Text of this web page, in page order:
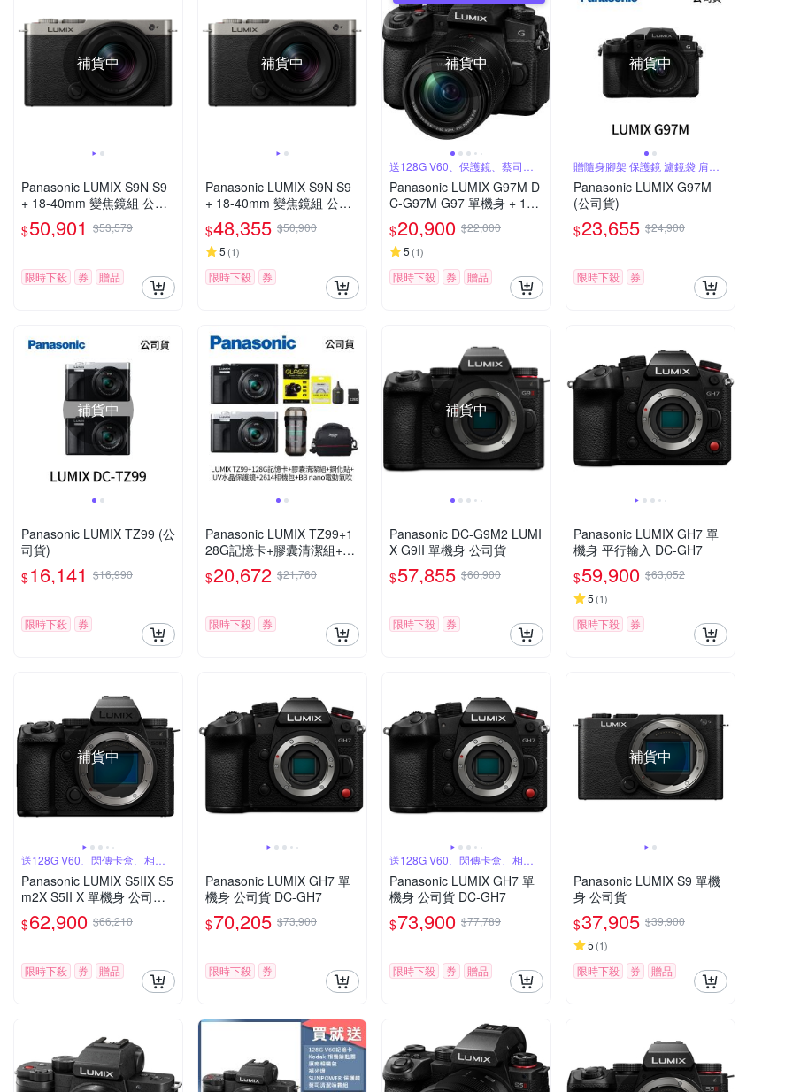
補貨中
Panasonic LUMIX S9N S9
+ 18-40mm 變焦鏡組 公司
貨
$50,901 $53,579
限時下殺 券 贈品
補貨中
Panasonic LUMIX S9N S9
+ 18-40mm 變焦鏡組 公司
$48,355 $50,900
5 (1)
限時下殺 券
補貨中
送128G V60、保護鏡、蔡司噴
霧組
Panasonic LUMIX G97M D
C-G97M G97 單機身 + 12-
60mm 變焦鏡組 公司貨
$20,900 $22,000
5 (1)
限時下殺 券 贈品
補貨中
贈隨身腳架 保護鏡 濾鏡袋 肩帶
氣吹
Panasonic LUMIX G97M
(公司貨)
$23,655 $24,900
限時下殺 券
補貨中
Panasonic LUMIX TZ99 (公
司貨)
$16,141 $16,990
限時下殺 券
Panasonic LUMIX TZ99+1
28G記憶卡+膠囊清潔組+鋼
化貼+水晶保護鏡+2614相機
包+NITECORE BB nano 迷
$20,672 $21,760
限時下殺 券
補貨中
Panasonic DC-G9M2 LUMI
X G9II 單機身 公司貨
$57,855 $60,900
限時下殺 券
Panasonic LUMIX GH7 單
機身 平行輸入 DC-GH7
$59,900 $63,052
5 (1)
限時下殺 券
補貨中
送128G V60、閃傳卡盒、相機
鑰匙圈
Panasonic LUMIX S5IIX S5
m2X S5II X 單機身 公司貨
DC-S5M2X
$62,900 $66,210
限時下殺 券 贈品
Panasonic LUMIX GH7 單
機身 公司貨 DC-GH7
$70,205 $73,900
限時下殺 券
送128G V60、閃傳卡盒、相機
鑰匙圈
Panasonic LUMIX GH7 單
機身 公司貨 DC-GH7
$73,900 $77,789
限時下殺 券 贈品
補貨中
Panasonic LUMIX S9 單機
身 公司貨
$37,905 $39,900
5 (1)
限時下殺 券 贈品